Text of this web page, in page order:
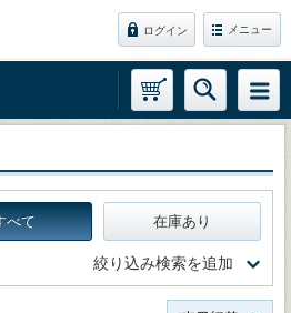
ログイン メニュー
べて 在庫あり
絞り込み検索を追加